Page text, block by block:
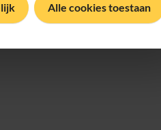
Alle cookies toestaan